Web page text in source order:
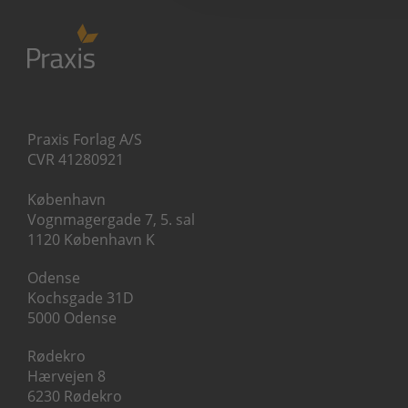
Praxis Forlag A/S
CVR 41280921
København
Vognmagergade 7, 5. sal
1120 København K
Odense
Kochsgade 31D
5000 Odense
Rødekro
Hærvejen 8
6230 Rødekro